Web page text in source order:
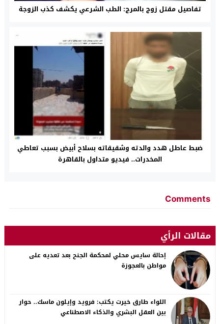
تفاصيل مقتل زوج بالمرج: الطب الشرعي يكشف كذب الزوجة
ضبط عاطل هدد والدته وشقيقاته بسلاح أبيض بسبب تعاطي
المخدرات.. فيديو متداول بالقاهرة
Comments
مقالات الرأي
إحالة سايس محلي لمحكمة الجنح بعد تعديه على
مواطن بالعجوزة
اللواء طارق خيرت يكتب: فرويد وإيلون ماسك.. حوار
بين العقل البشري والذكاء الاصطناعي